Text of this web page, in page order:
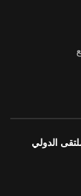
الدولي